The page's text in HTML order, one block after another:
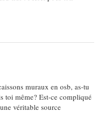
muraux en osb, as-tu
toi même? Est-ce compliqué
véritable source